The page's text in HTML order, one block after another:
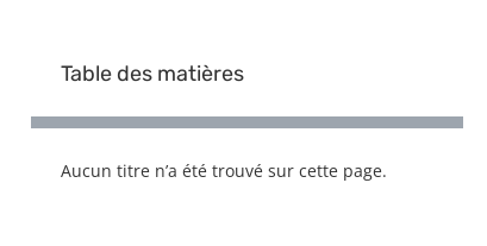
Table des matières
Aucun titre n’a été trouvé sur cette page.